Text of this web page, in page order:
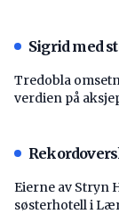
Sigrid med
Tredobla
verdien på
Eierne av Stryn
søsterhotell i